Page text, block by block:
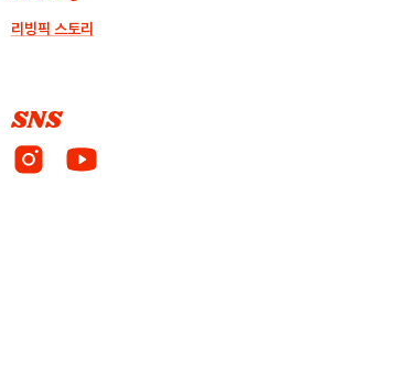
리빙픽 스토리
SNS